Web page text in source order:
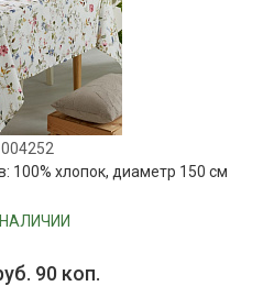
004252
100% хлопок, диаметр 150 см
90 коп.